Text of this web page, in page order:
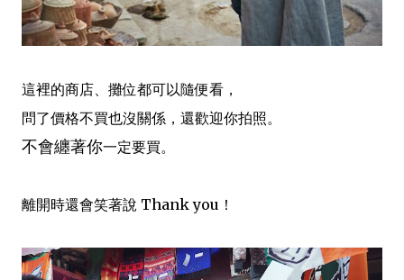
這裡的商店、攤位都可以隨便看，
問了價格不買也沒關係，還歡迎你拍照。
不會纏著你一定要買。
離開時還會笑著說 Thank you！